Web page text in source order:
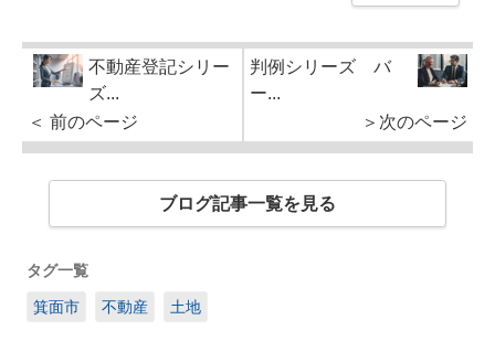
不動産登記シリー
ズ...
＜ 前のページ
判例シリーズ バ
ー...
＞次のページ
ブログ記事一覧を見る
タグ一覧
箕面市 不動産 土地